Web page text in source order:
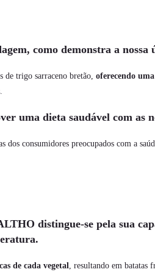
como demonstra a
de trigo sarraceno bretão, oferecendo
uma dieta saudável com
dos consumidores preocupados com a
distingue-se pela sua
de cada vegetal, resultando em batatas